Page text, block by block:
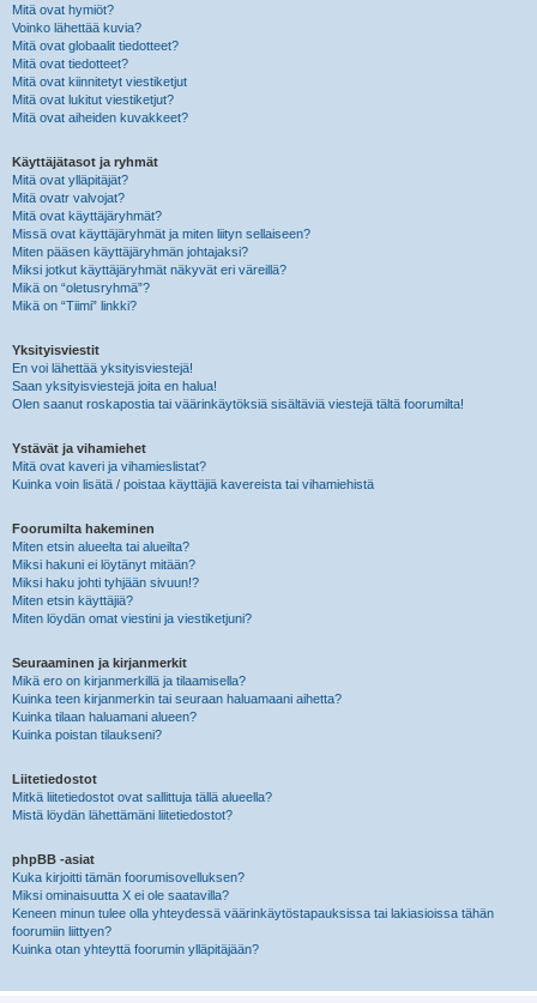
Mitä ovat hymiöt?
Voinko lähettää kuvia?
Mitä ovat globaalit tiedotteet?
Mitä ovat tiedotteet?
Mitä ovat kiinnitetyt viestiketjut
Mitä ovat lukitut viestiketjut?
Mitä ovat aiheiden kuvakkeet?
Käyttäjätasot ja ryhmät
Mitä ovat ylläpitäjät?
Mitä ovatr valvojat?
Mitä ovat käyttäjäryhmät?
Missä ovat käyttäjäryhmät ja miten liityn sellaiseen?
Miten pääsen käyttäjäryhmän johtajaksi?
Miksi jotkut käyttäjäryhmät näkyvät eri väreillä?
Mikä on “oletusryhmä”?
Mikä on “Tiimi” linkki?
Yksityisviestit
En voi lähettää yksityisviestejä!
Saan yksityisviestejä joita en halua!
Olen saanut roskapostia tai väärinkäytöksiä sisältäviä viestejä tältä foorumilta!
Ystävät ja vihamiehet
Mitä ovat kaveri ja vihamieslistat?
Kuinka voin lisätä / poistaa käyttäjiä kavereista tai vihamiehistä
Foorumilta hakeminen
Miten etsin alueelta tai alueilta?
Miksi hakuni ei löytänyt mitään?
Miksi haku johti tyhjään sivuun!?
Miten etsin käyttäjiä?
Miten löydän omat viestini ja viestiketjuni?
Seuraaminen ja kirjanmerkit
Mikä ero on kirjanmerkillä ja tilaamisella?
Kuinka teen kirjanmerkin tai seuraan haluamaani aihetta?
Kuinka tilaan haluamani alueen?
Kuinka poistan tilaukseni?
Liitetiedostot
Mitkä liitetiedostot ovat sallittuja tällä alueella?
Mistä löydän lähettämäni liitetiedostot?
phpBB -asiat
Kuka kirjoitti tämän foorumisovelluksen?
Miksi ominaisuutta X ei ole saatavilla?
Keneen minun tulee olla yhteydessä väärinkäytöstapauksissa tai lakiasioissa tähän
foorumiin liittyen?
Kuinka otan yhteyttä foorumin ylläpitäjään?